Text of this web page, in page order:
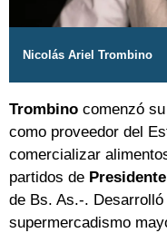
Nicolás Ariel Trombino
Trombino comenzó
como proveedor del
comercializar
partidos de
de Bs. As.-.
supermercadismo